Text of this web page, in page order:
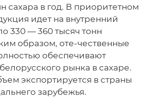
сахара в год. В приоритетном
идет на внутренний
330 — 360 тысяч тонн
образом, оте-чественные
обеспечивают
рынка в сахаре.
экспортируется в страны
зарубежья.